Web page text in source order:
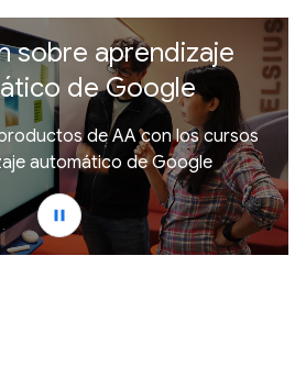
sobre aprendizaje
de Google
de AA con los cursos
automático de Google
pause